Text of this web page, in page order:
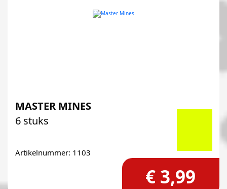
MASTER MINES
6 stuks
Artikelnummer: 1103
€ 3,99